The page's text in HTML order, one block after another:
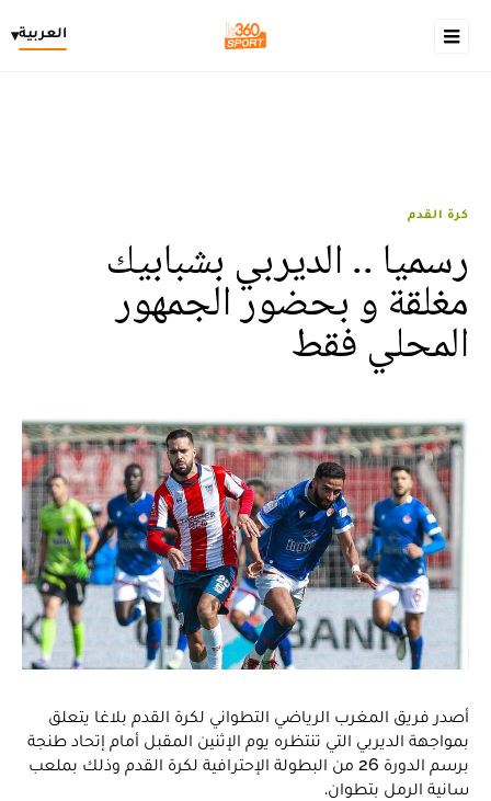
العربية▾
كرة القدم
رسميا .. الديربي بشبابيك
مغلقة و بحضور الجمهور
المحلي فقط
أصدر فريق المغرب الرياضي التطواني لكرة القدم بلاغا يتعلق
بمواجهة الديربي التي تنتظره يوم الإثنين المقبل أمام إتحاد طنجة
برسم الدورة 26 من البطولة الإحترافية لكرة القدم وذلك بملعب
سانية الرمل بتطوان.